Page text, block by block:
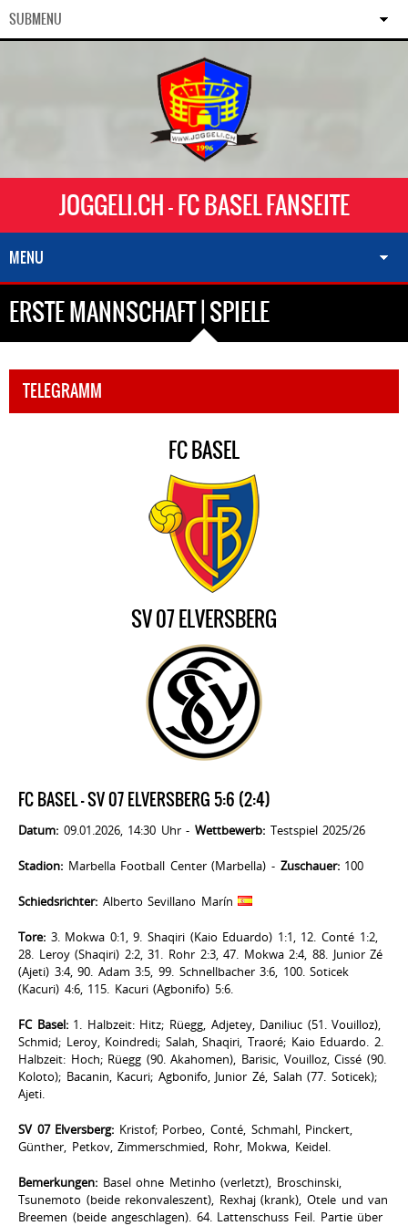
SUBMENU
JOGGELI.CH - FC BASEL FANSEITE
MENU
ERSTE MANNSCHAFT | SPIELE
TELEGRAMM
FC BASEL
SV 07 ELVERSBERG
FC BASEL - SV 07 ELVERSBERG 5:6 (2:4)
Datum: 09.01.2026, 14:30 Uhr - Wettbewerb: Testspiel 2025/26
Stadion: Marbella Football Center (Marbella) - Zuschauer:100
Schiedsrichter: Alberto Sevillano Marín
Tore: 3. Mokwa 0:1, 9. Shaqiri (Kaio Eduardo) 1:1, 12. Conté 1:2,
28. Leroy (Shaqiri) 2:2, 31. Rohr 2:3, 47. Mokwa 2:4, 88. Junior Zé
(Ajeti) 3:4, 90. Adam 3:5, 99. Schnellbacher 3:6, 100. Soticek
(Kacuri) 4:6, 115. Kacuri (Agbonifo) 5:6.
FC Basel:1. Halbzeit: Hitz; Rüegg, Adjetey, Daniliuc (51. Vouilloz),
Schmid; Leroy, Koindredi; Salah, Shaqiri, Traoré; Kaio Eduardo. 2.
Halbzeit: Hoch; Rüegg (90. Akahomen), Barisic, Vouilloz, Cissé (90.
Koloto); Bacanin, Kacuri; Agbonifo, Junior Zé, Salah (77. Soticek);
Ajeti.
SV 07 Elversberg: Kristof; Porbeo, Conté, Schmahl, Pinckert,
Günther, Petkov, Zimmerschmied, Rohr, Mokwa, Keidel.
Bemerkungen: Basel ohne Metinho (verletzt), Broschinski,
Tsunemoto (beide rekonvaleszent), Rexhaj (krank), Otele und van
Breemen (beide angeschlagen). 64. Lattenschuss Feil. Partie über